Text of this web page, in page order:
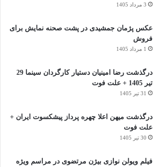
3 مرداد 1405
عکس پژمان جمشیدی در پشت صحنه نمایش برای
فروش
1 مرداد 1405
درگذشت رضا امینیان دستیار کارگردان سینما 29
تیر 1405 + علت فوت
31 تیر 1405
درگذشت میهن اعلا چهره پرداز پیشکسوت ایران +
علت فوت
30 تیر 1405
فیلم ویولن نوازی بیژن مرتضوی در مراسم ویژه